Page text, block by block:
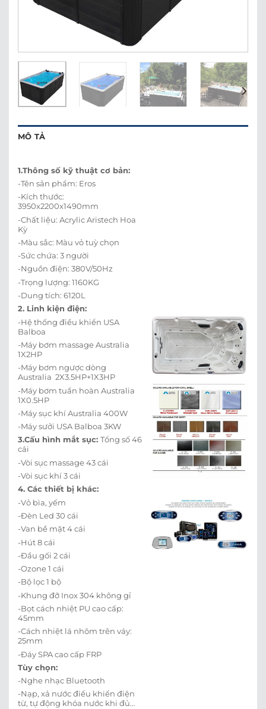
MÔ TẢ
1.Thông số kỹ thuật cơ bản:
-Tên sản phẩm: Eros
-Kích thước:
3950x2200x1490mm
-Chất liệu: Acrylic Aristech Hoa
Kỳ
-Màu sắc: Màu vỏ tuỳ chọn
-Sức chứa: 3 người
-Nguồn điện: 380V/50Hz
-Trọng lượng: 1160KG
-Dung tích: 6120L
2. Linh kiện điện:
-Hệ thống điều khiển USA
Balboa
-Máy bơm massage Australia
1X2HP
-Máy bơm ngược dòng
Australia 2X3.5HP+1X3HP
-Máy bơm tuần hoàn Australia
1X0.5HP
-Máy sục khí Australia 400W
-Máy sưởi USA Balboa 3KW
3.Cấu hình mắt sục: Tổng số 46
cái
-Vòi sục massage 43 cái
-Vòi sục khí 3 cái
4. Các thiết bị khác:
-Vỏ bìa, yếm
-Đèn Led 30 cái
-Van bề mặt 4 cái
-Hút 8 cái
-Đầu gối 2 cái
-Ozone 1 cái
-Bộ lọc 1 bộ
-Khung đỡ Inox 304 không gỉ
-Bọt cách nhiệt PU cao cấp:
45mm
-Cách nhiệt lá nhôm trên váy:
25mm
-Đáy SPA cao cấp FRP
Tùy chọn:
-Nghe nhạc Bluetooth
-Nạp, xả nước điểu khiển điện
từ, tự động khóa nước khi đủ…